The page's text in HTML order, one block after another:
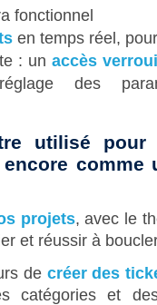
fonctionnel
en temps réel,
: un accès
des
utilisé
comme
projets, avec le
et réussir à
de créer des
catégories et